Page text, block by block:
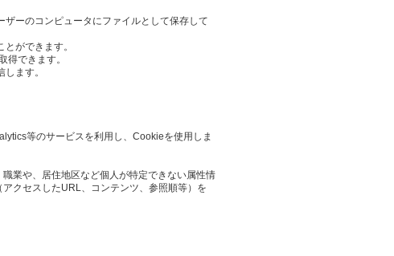
ーのコンピュータにファイルとして保存して
ができます。
できます。
ます。
等のサービスを利用し、Cookieを使用しま
業や、居住地区など個人が特定できない属性情
クセスしたURL、コンテンツ、参照順等）を